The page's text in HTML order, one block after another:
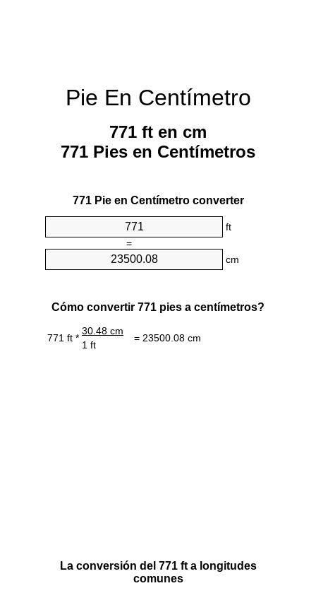
Pie En Centímetro
771 ft en cm
771 Pies en Centímetros
771 Pie en Centímetro converter
ft
=
cm
Cómo convertir 771 pies a centímetros?
771 ft *
30.48 cm
= 23500.08 cm
1 ft
La conversión del 771 ft a longitudes
comunes